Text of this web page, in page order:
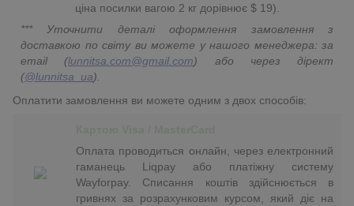
ціна посилки вагою 2 кг дорівнює $ 19).
*** Уточнити деталі оформлення замовлення з
доставкою по світу ви можете у нашого менеджера: за
email (lunnitsa.com@gmail.com) або через дірект
(@lunnitsa_ua).
Оплатити замовлення ви можете одним з двох способів:
Оплата проводиться онлайн, через електронний
гаманець Liqpay або платіжну систему
Wayforpay. Списання коштів здійснюється в
гривнях за розрахунковим курсом, який діє на